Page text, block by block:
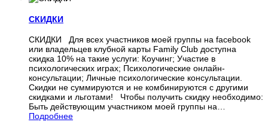
СКИДКИ
СКИДКИ Для всех участников моей группы на facebook
или владельцев клубной карты Family Club доступна
скидка 10% на такие услуги: Коучинг; Участие в
психологических играх; Психологические онлайн-
консультации; Личные психологические консультации.
Скидки не суммируются и не комбинируются с другими
скидками и льготами! Чтобы получить скидку необходимо:
Быть действующим участником моей группы на…
Подробнее